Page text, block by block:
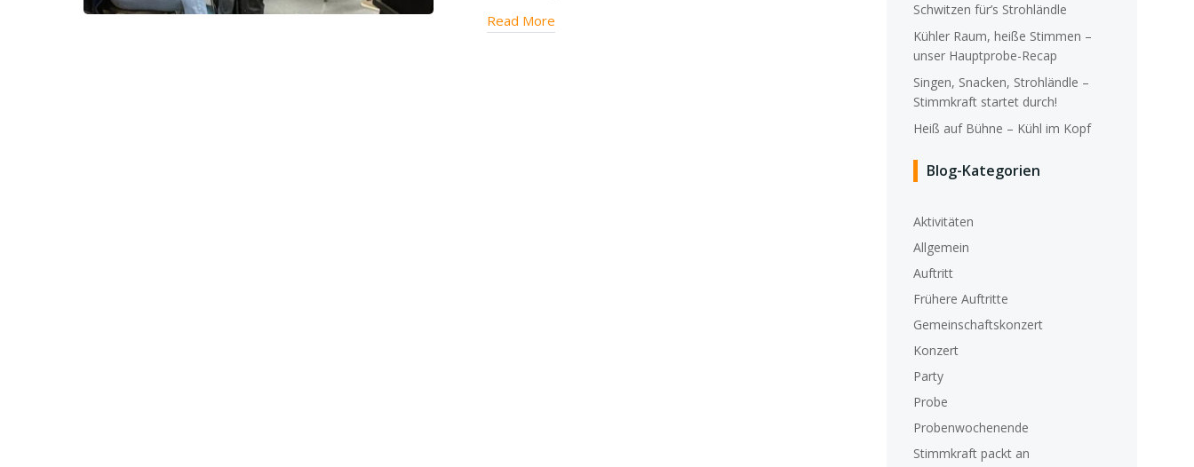
Read More
Schwitzen für’s Strohländle
Kühler Raum, heiße Stimmen –
unser Hauptprobe-Recap
Singen, Snacken, Strohländle –
Stimmkraft startet durch!
Heiß auf Bühne – Kühl im Kopf
Blog-Kategorien
Aktivitäten
Allgemein
Auftritt
Frühere Auftritte
Gemeinschaftskonzert
Konzert
Party
Probe
Probenwochenende
Stimmkraft packt an